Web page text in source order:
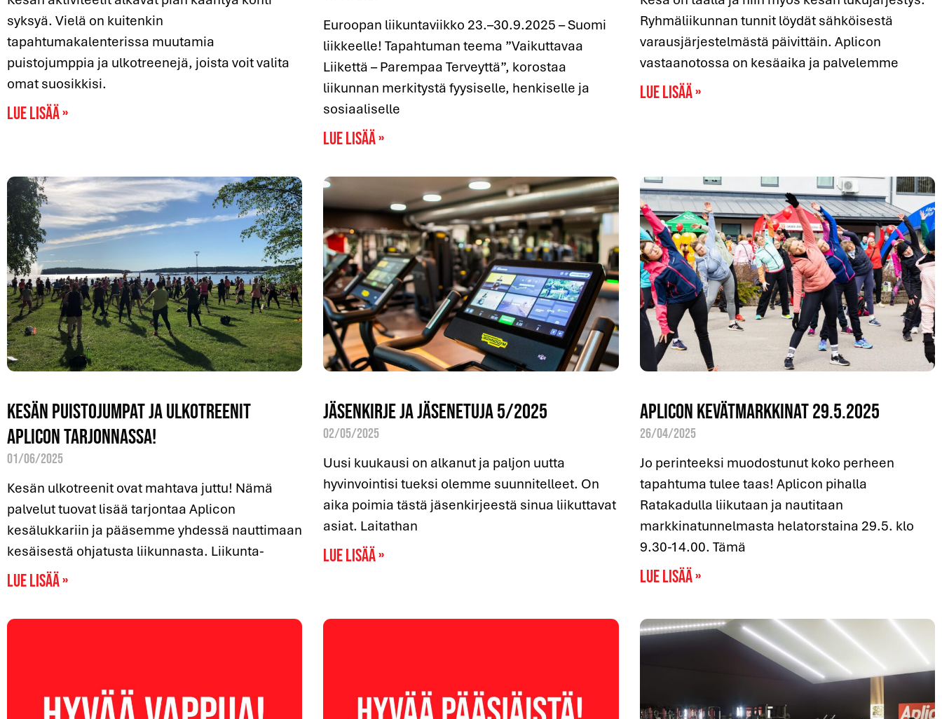
syksyä. Vielä on kuitenkin
tapahtumakalenterissa muutamia
puistojumppia ja ulkotreenejä, joista voit valita
omat suosikkisi.
Lue lisää »
Euroopan liikuntaviikko 23.–30.9.2025 – Suomi
liikkeelle! Tapahtuman teema ”Vaikuttavaa
Liikettä – Parempaa Terveyttä”, korostaa
liikunnan merkitystä fyysiselle, henkiselle ja
sosiaaliselle
Lue lisää »
Ryhmäliikunnan tunnit löydät sähköisestä
varausjärjestelmästä päivittäin. Aplicon
vastaanotossa on kesäaika ja palvelemme
Lue lisää »
Kesän puistojumpat ja ulkotreenit
Aplicon tarjonnassa!
01/06/2025
Kesän ulkotreenit ovat mahtava juttu! Nämä
palvelut tuovat lisää tarjontaa Aplicon
kesälukkariin ja pääsemme yhdessä nauttimaan
kesäisestä ohjatusta liikunnasta. Liikunta-
Lue lisää »
Jäsenkirje ja jäsenetuja 5/2025
02/05/2025
Uusi kuukausi on alkanut ja paljon uutta
hyvinvointisi tueksi olemme suunnitelleet. On
aika poimia tästä jäsenkirjeestä sinua liikuttavat
asiat. Laitathan
Lue lisää »
Aplicon kevätmarkkinat 29.5.2025
26/04/2025
Jo perinteeksi muodostunut koko perheen
tapahtuma tulee taas! Aplicon pihalla
Ratakadulla liikutaan ja nautitaan
markkinatunnelmasta helatorstaina 29.5. klo
9.30-14.00. Tämä
Lue lisää »